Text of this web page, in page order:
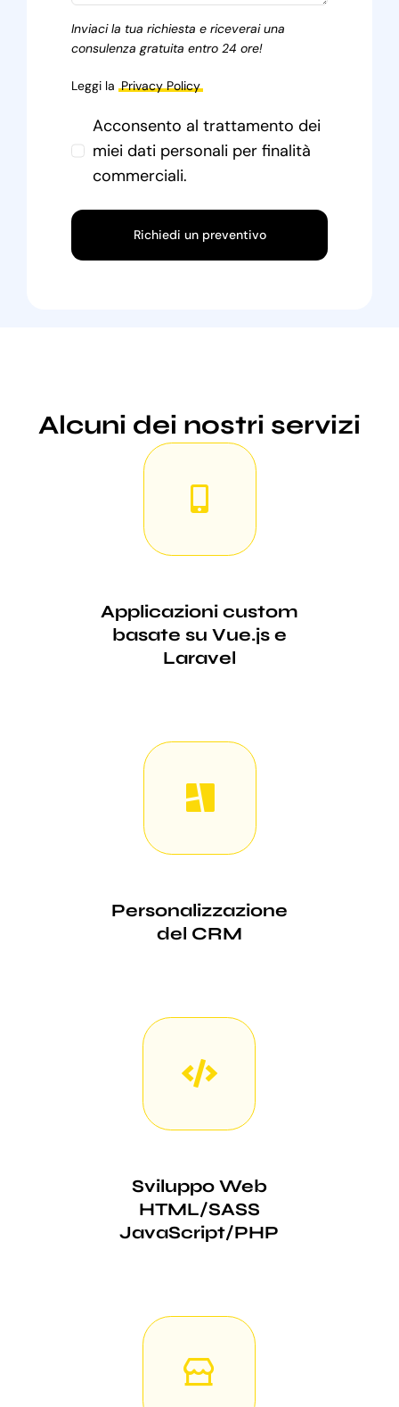
Inviaci la tua richiesta e riceverai una
consulenza gratuita entro 24 ore!
Leggi la Privacy Policy
Acconsento al trattamento dei
miei dati personali per finalità
commerciali.
Richiedi un preventivo
Alcuni dei nostri servizi
Applicazioni custom
basate su Vue.js e
Laravel
Personalizzazione
del CRM
Sviluppo Web
HTML/SASS
JavaScript/PHP